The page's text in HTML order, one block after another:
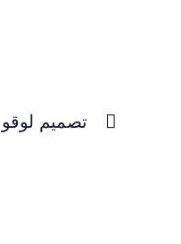
تصميم